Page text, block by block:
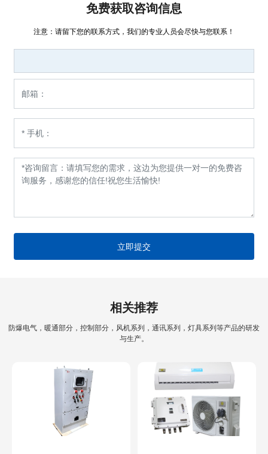
免费获取咨询信息
注意：请留下您的联系方式，我们的专业人员会尽快与您联系！
立即提交
相关推荐
防爆电气，暖通部分，控制部分，风机系列，通讯系列，灯具系列等产品的研发
与生产。